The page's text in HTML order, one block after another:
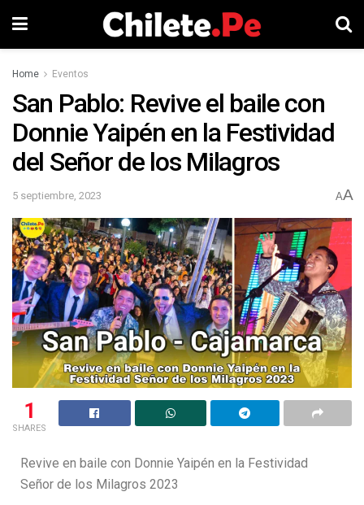
Home Eventos
San Pablo: Revive el baile con
Donnie Yaipén en la Festividad
del Señor de los Milagros
5 septiembre, 2023 AA
1
SHARES
Revive en baile con Donnie Yaipén en la Festividad
Señor de los Milagros 2023